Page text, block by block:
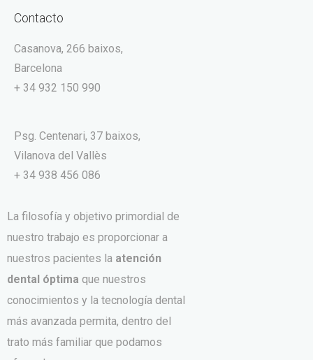
Contacto
Casanova, 266 baixos,
Barcelona
+ 34 932 150 990
Psg. Centenari, 37 baixos,
Vilanova del Vallès
+ 34 938 456 086
La filosofía y objetivo primordial de
nuestro trabajo es proporcionar a
nuestros pacientes la atención
dental óptima que nuestros
conocimientos y la tecnología dental
más avanzada permita, dentro del
trato más familiar que podamos